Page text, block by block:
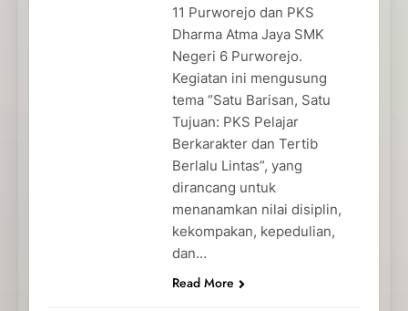
11 Purworejo dan PKS
Dharma Atma Jaya SMK
Negeri 6 Purworejo.
Kegiatan ini mengusung
tema “Satu Barisan, Satu
Tujuan: PKS Pelajar
Berkarakter dan Tertib
Berlalu Lintas”, yang
dirancang untuk
menanamkan nilai disiplin,
kekompakan, kepedulian,
dan…
Read More